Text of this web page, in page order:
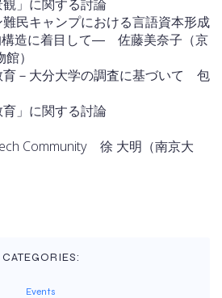
」に関する討論
民キャンプにおける言語資本形成
造に着目して― 佐藤美奈子（京
）
育－大分大学の調査に基づいて 包
」に関する討論
Community 徐 大明（南京大
CATEGORIES:
Events